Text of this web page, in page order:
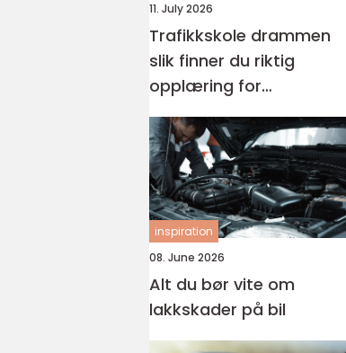
11. July 2026
Trafikkskole drammen
slik finner du riktig
opplæring for
førerkortet
inspiration
08. June 2026
Alt du bør vite om
lakkskader på bil